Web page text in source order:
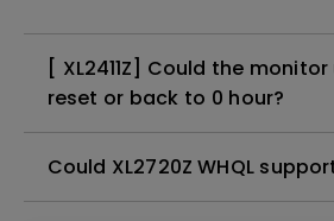
[ XL2411Z] Could the
reset or back to 0 hour?
Could XL2720Z WHQL